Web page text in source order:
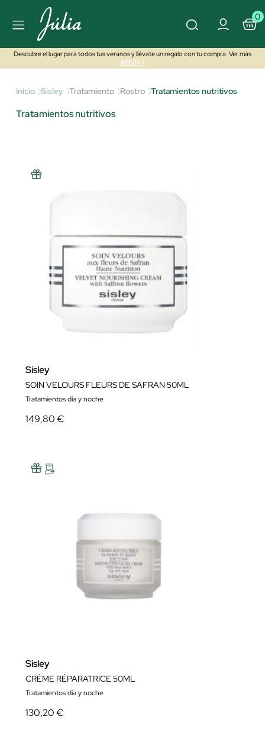
0
Descubre el lugar para todos tus veranos y llévate un regalo con tu compra. Ver más
AQUÍ>>
Inicio Sisley Tratamiento Rostro Tratamientos nutritivos
Tratamientos nutritivos
Sisley
SOIN VELOURS FLEURS DE SAFRAN 50ML
Tratamientos día y noche
149,80 €
Sisley
CRÈME RÉPARATRICE 50ML
Tratamientos día y noche
130,20 €